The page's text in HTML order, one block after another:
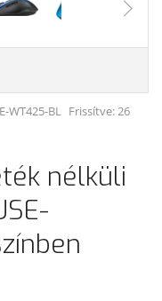
WT425-BL Frissítve: 26
nélküli